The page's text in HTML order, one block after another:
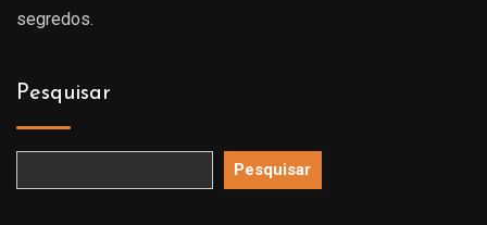
segredos.
Pesquisar
Pesquisar